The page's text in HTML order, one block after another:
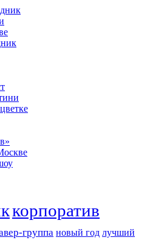
корпоратив
группа новый год лучший